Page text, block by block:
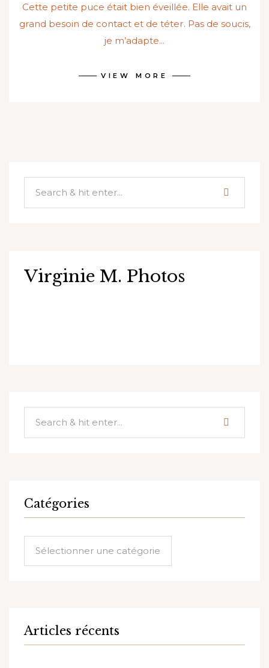
Cette petite puce était bien éveillée. Elle avait un
grand besoin de contact et de téter. Pas de soucis,
je m’adapte...
VIEW MORE
Virginie M. Photos
Catégories
Articles récents